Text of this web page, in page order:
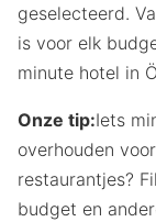
geselecteerd.
is voor elk
minute hotel in
Onze tip:Iets
overhouden
restaurantjes?
budget en